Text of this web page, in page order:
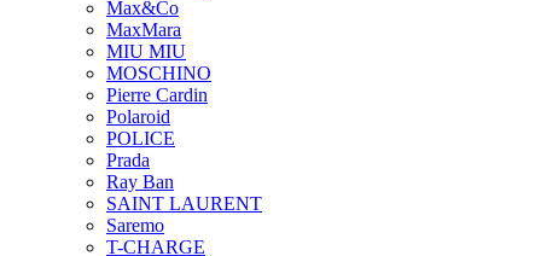
Max&Co
MaxMara
MIU MIU
MOSCHINO
Pierre Cardin
Polaroid
POLICE
Prada
Ray Ban
SAINT LAURENT
Saremo
T-CHARGE